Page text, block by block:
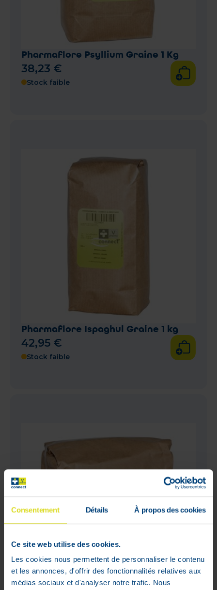
Consentement Détails À propos des cookies
Ce site web utilise des cookies.
Les cookies nous permettent de personnaliser le contenu
et les annonces, d'offrir des fonctionnalités relatives aux
médias sociaux et d'analyser notre trafic. Nous
Pharmaflore Psyllium Graine 1 Kg
38,23 €
Stock faible
Pharmaflore Ispaghul Graine 1 kg
42,95 €
Stock faible